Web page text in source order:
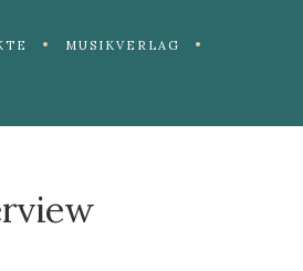
MUSIKVERLAG